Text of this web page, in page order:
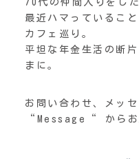
70代の仲間入りをし
最近ハマっているこ
カフェ巡り。
平坦な年金生活の断
まに。
お問い合わせ、メッ
“Message“ からお